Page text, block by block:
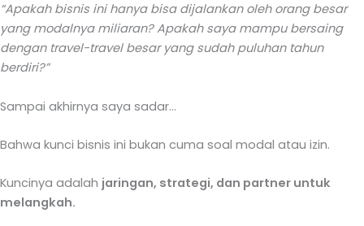
“Apakah bisnis ini hanya bisa dijalankan oleh orang besar
yang modalnya miliaran? Apakah saya mampu bersaing
dengan travel-travel besar yang sudah puluhan tahun
berdiri?”
Sampai akhirnya saya sadar…
Bahwa kunci bisnis ini bukan cuma soal modal atau izin.
Kuncinya adalah jaringan, strategi, dan partner untuk
melangkah.